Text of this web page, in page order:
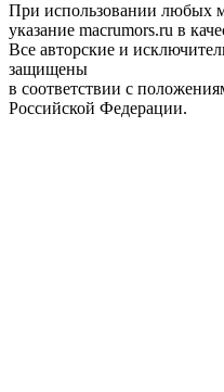
При использовании любых
указание macrumors.ru в
Все авторские и
защищены
в соответствии с
Российской Федерации.